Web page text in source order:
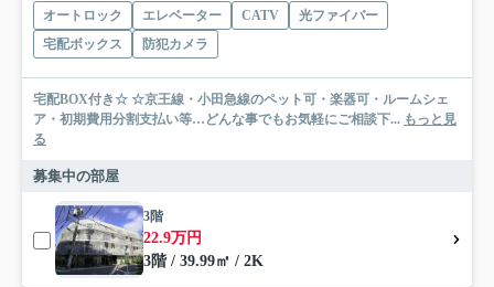
オートロック エレベーター CATV
光ファイバー
宅配ボックス
防犯カメラ
宅配BOX付き☆ ☆京王線・小田急線のペット可・楽器可・ルームシェ
ア・初期費用分割支払い等…どんな事でもお気軽にご相談下... もっと見
る
募集中の部屋
3階
22.9万円
3階 / 39.99㎡ / 2K